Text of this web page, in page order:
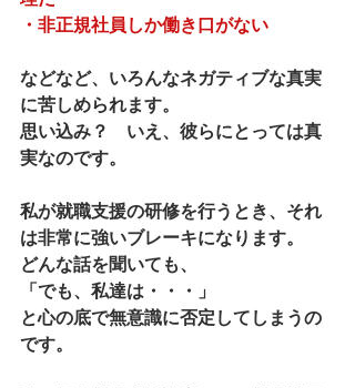
・非正規社員しか働き口がない
などなど、いろんなネガティブな真実
に苦しめられます。
思い込み？　いえ、彼らにとっては真
実なのです。
私が就職支援の研修を行うとき、それ
は非常に強いブレーキになります。
どんな話を聞いても、
「でも、私達は・・・」
と心の底で無意識に否定してしまうの
です。